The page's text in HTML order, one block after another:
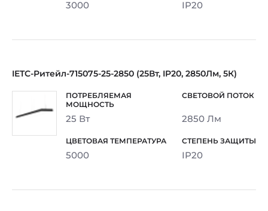
3000 IP20
IETC-Ритейл-715075-25-2850 (25Вт, IP20, 2850Лм, 5К)
25 Вт 2850 Лм
5000 IP20